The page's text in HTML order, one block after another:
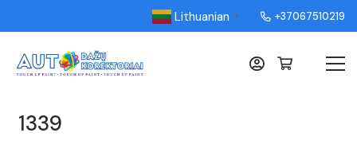
Lithuanian ▼ +37067510219
1339